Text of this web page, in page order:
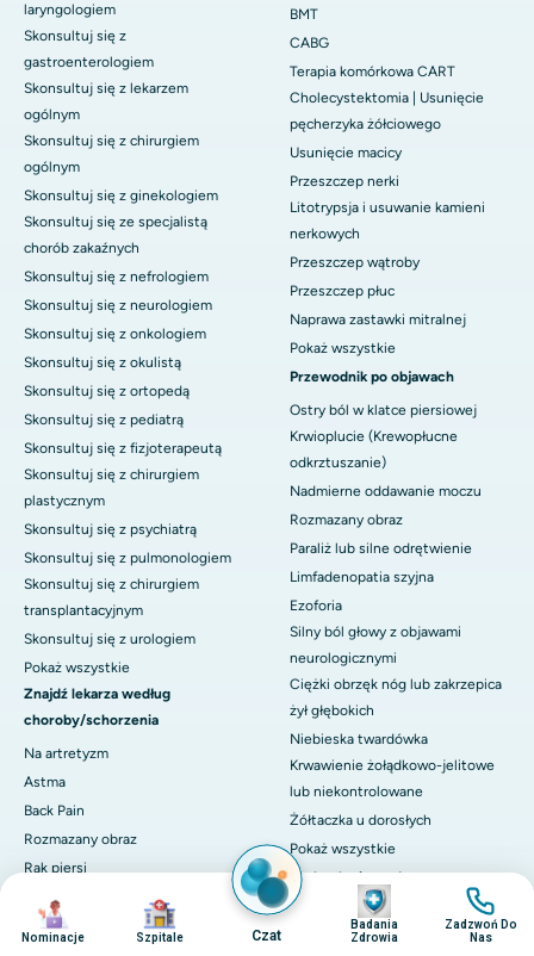
Obraz
Nominacje
Obraz
Szpitale Czat
Obraz
Badania
Zdrowia
Obraz
Zadzwoń Do
Nas
laryngologiem
Skonsultuj się z
gastroenterologiem
Skonsultuj się z lekarzem
ogólnym
Skonsultuj się z chirurgiem
ogólnym
Skonsultuj się z ginekologiem
Skonsultuj się ze specjalistą
chorób zakaźnych
Skonsultuj się z nefrologiem
Skonsultuj się z neurologiem
Skonsultuj się z onkologiem
Skonsultuj się z okulistą
Skonsultuj się z ortopedą
Skonsultuj się z pediatrą
Skonsultuj się z fizjoterapeutą
Skonsultuj się z chirurgiem
plastycznym
Skonsultuj się z psychiatrą
Skonsultuj się z pulmonologiem
Skonsultuj się z chirurgiem
transplantacyjnym
Skonsultuj się z urologiem
Pokaż wszystkie
Znajdź lekarza według
choroby/schorzenia
Na artretyzm
Astma
Back Pain
Rozmazany obraz
Rak piersi
Przewlekłą chorobę nerek
Przewlekła obturacyjna choroba
płuc (COPD)
BMT
CABG
Terapia komórkowa CART
Cholecystektomia | Usunięcie
pęcherzyka żółciowego
Usunięcie macicy
Przeszczep nerki
Litotrypsja i usuwanie kamieni
nerkowych
Przeszczep wątroby
Przeszczep płuc
Naprawa zastawki mitralnej
Pokaż wszystkie
Przewodnik po objawach
Ostry ból w klatce piersiowej
Krwioplucie (Krewopłucne
odkrztuszanie)
Nadmierne oddawanie moczu
Rozmazany obraz
Paraliż lub silne odrętwienie
Limfadenopatia szyjna
Ezoforia
Silny ból głowy z objawami
neurologicznymi
Ciężki obrzęk nóg lub zakrzepica
żył głębokich
Niebieska twardówka
Krwawienie żołądkowo-jelitowe
lub niekontrolowane
Żółtaczka u dorosłych
Pokaż wszystkie
Technologia medyczna
DaVinci XI-Systemy robotyczne
CyberKnife-Dokładność